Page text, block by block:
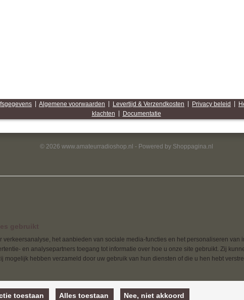
Algemene voorwaarden Levertijd & Verzendkosten Privacy beleid
klachten
Documentatie
© 2026 www.amateurradioshop.nl - Powered by Shoppagina.nl
gebruikt
verkeersanalyse, het aanbieden van sociale media-functies en het personaliseren van
en analysepartners toegang tot informatie over hoe u onze site gebruikt. Zij
mogelijk hebben verzameld door uw gebruik van hun diensten of die u hen hebt
toestaan Alles toestaan Nee, niet akkoord